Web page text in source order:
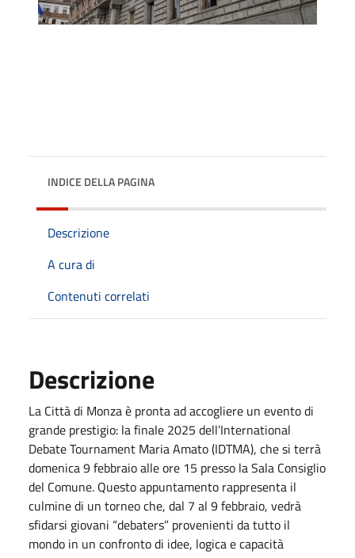
INDICE DELLA PAGINA
Descrizione
A cura di
Contenuti correlati
Descrizione
La Città di Monza è pronta ad accogliere un evento di
grande prestigio: la finale 2025 dell’International
Debate Tournament Maria Amato (IDTMA), che si terrà
domenica 9 febbraio alle ore 15 presso la Sala Consiglio
del Comune. Questo appuntamento rappresenta il
culmine di un torneo che, dal 7 al 9 febbraio, vedrà
sfidarsi giovani “debaters” provenienti da tutto il
mondo in un confronto di idee, logica e capacità